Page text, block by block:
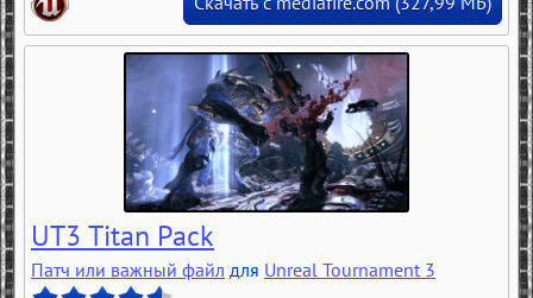
UT3 Titan Pack
Патч или важный файл для Unreal Tournament 3